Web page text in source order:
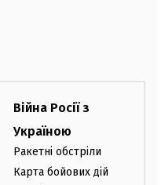
Війна Росії з
Україною
Ракетні обстріли
Карта бойових дій